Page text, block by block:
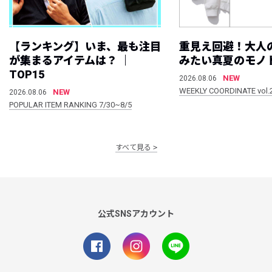
【ランキング】いま、最も注目
が集まるアイテムは？ ｜
TOP15
2026.08.06
NEW
POPULAR ITEM RANKING 7/30~8/5
重見え回避！大人
みたい真夏のモノ
2026.08.06
NEW
WEEKLY COORDINATE
すべて見る
公式SNSアカウント